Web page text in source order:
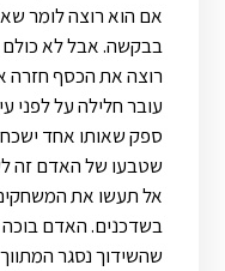
אם הוא רוצה לומר
בבקשה. אבל לא כולם
רוצה את הכסף חזרה
עובר חלילה על לפני
ספק שאותו אחד
שטבעו של האדם זה
אל תעשו את
בשדכנים. האדם בוכה
שהשידוך נסגר